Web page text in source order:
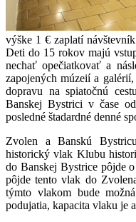
výške 1 € zaplatí
Deti do 15 rokov majú
nechať opečiatkovať a
zapojených múzeií a
dopravu na spiatočnú
Banskej Bystrici v čase
posledné štadardné denné
Zvolen a Banskú
historický vlak Klubu
do Banskej Bystrice pôjde
pôjde tento vlak do
týmto vlakom bude
podujatia, kapacita vlaku je